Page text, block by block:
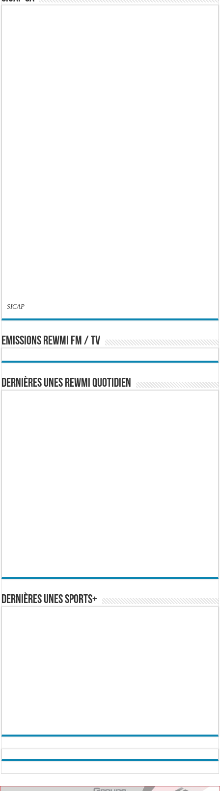
SICAP
EMISSIONS REWMI FM / TV
Dernières Unes Rewmi Quotidien
Dernières Unes Sports+